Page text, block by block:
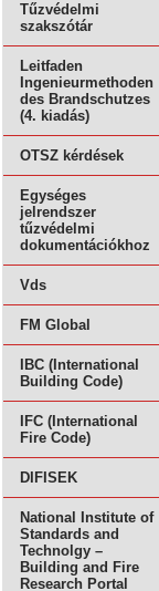
Tűzvédelmi
szakszótár
Leitfaden
Ingenieurmethoden
des Brandschutzes
(4. kiadás)
OTSZ kérdések
Egységes
jelrendszer
tűzvédelmi
dokumentációkhoz
Vds
FM Global
IBC (International
Building Code)
IFC (International
Fire Code)
DIFISEK
National Institute of
Standards and
Technolgy –
Building and Fire
Research Portal